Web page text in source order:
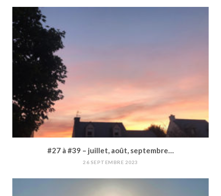
#27 à #39 – juillet, août, septembre…
26 SEPTEMBRE 2023